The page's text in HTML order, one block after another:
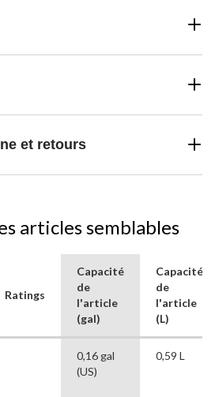
et retours
articles semblables
Ratings
Capacité
de
l'article
(gal)
Capacité
de
l'article
(L)
0,16 gal
(US)
0,59 L